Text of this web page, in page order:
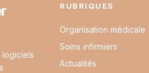
logiciels
RUBRIQUES
Organisation médicale
Soins infirmiers
Actualités